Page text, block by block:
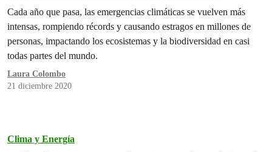
Cada año que pasa, las emergencias climáticas se vuelven más
intensas, rompiendo récords y causando estragos en millones de
personas, impactando los ecosistemas y la biodiversidad en casi
todas partes del mundo.
Laura Colombo
21 diciembre 2020
Clima y Energía